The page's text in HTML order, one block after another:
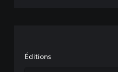
Éditions